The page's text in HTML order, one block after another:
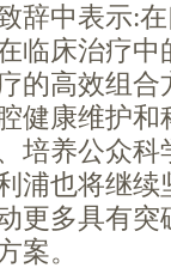
辞中表示:
临床治疗
的高效组
健康维护
培养公众
浦也将继
更多具有
案。